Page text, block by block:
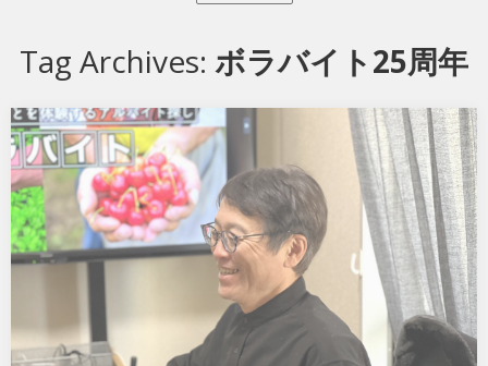
Tag Archives: ボラバイト25周年
ボラバイト25周年企画 代表インタビュー
おかげさまでボラバイトは25周年、四半世紀を迎えることができま
した。 皆様に支えられてきたお陰だと思っています。…